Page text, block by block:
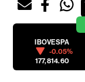
IBOVESPA
-0.05%
177,814.60